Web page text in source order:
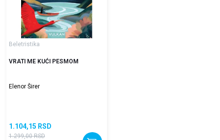
Beletristika
VRATI ME KUĆI PESMOM
Elenor Širer
1.104,15 RSD
1.299,00 RSD